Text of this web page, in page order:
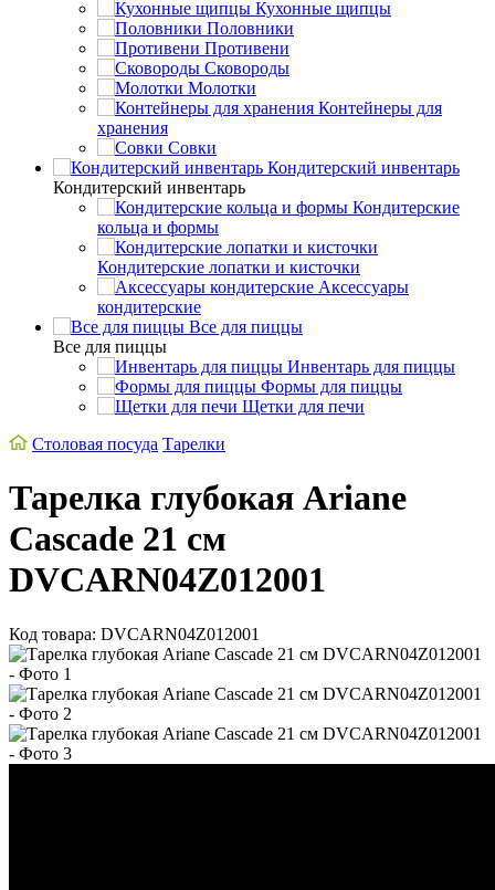
Кухонные щипцы
Половники
Противени
Сковороды
Молотки
Контейнеры для
хранения
Совки
Кондитерский инвентарь
Кондитерский инвентарь
Кондитерские
кольца и формы
Кондитерские лопатки и кисточки
Аксессуары
кондитерские
Все для пиццы
Все для пиццы
Инвентарь для пиццы
Формы для пиццы
Щетки для печи
Столовая посуда Тарелки
Тарелка глубокая Ariane
Cascade 21 см
DVCARN04Z012001
Код товара: DVCARN04Z012001